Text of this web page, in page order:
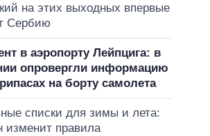
на этих выходных впервые
Сербию
в аэропорту Лейпцига: в
опровергли информацию
на борту самолета
списки для зимы и лета:
изменит правила